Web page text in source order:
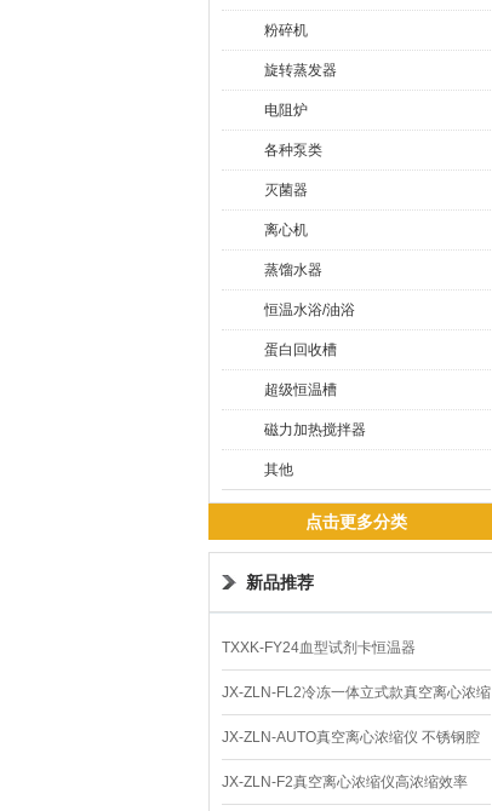
粉碎机
旋转蒸发器
电阻炉
各种泵类
灭菌器
离心机
蒸馏水器
恒温水浴/油浴
蛋白回收槽
超级恒温槽
磁力加热搅拌器
其他
点击更多分类
新品推荐
TXXK-FY24血型试剂卡恒温器
JX-ZLN-FL2冷冻一体立式款真空离心浓缩
仪 低温功能
JX-ZLN-AUTO真空离心浓缩仪 不锈钢腔
体
JX-ZLN-F2真空离心浓缩仪高浓缩效率